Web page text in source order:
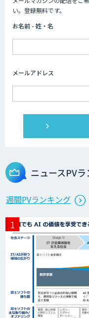
い。登録無料です。
お名前 - 姓・名
メールアドレス
ニュースPV
週間PVランキング